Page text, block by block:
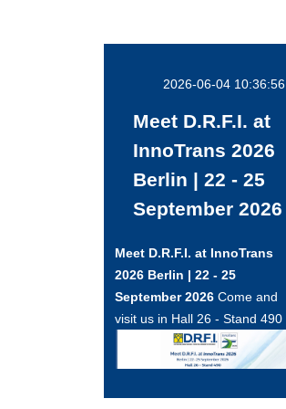
2026-06-04 10:36:56
Meet D.R.F.I. at
InnoTrans 2026
Berlin | 22 - 25
September 2026
Meet D.R.F.I. at InnoTrans
2026 Berlin | 22 - 25
September 2026 Come and
visit us in Hall 26 - Stand 490